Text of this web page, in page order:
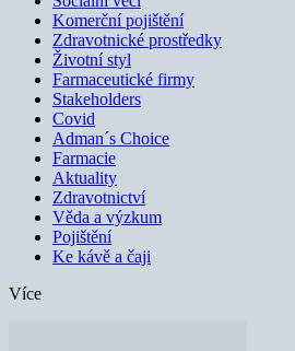
Komerční pojištění
Zdravotnické prostředky
Životní styl
Farmaceutické firmy
Stakeholders
Covid
Adman´s Choice
Farmacie
Aktuality
Zdravotnictví
Věda a výzkum
Pojištění
Ke kávě a čaji
Více